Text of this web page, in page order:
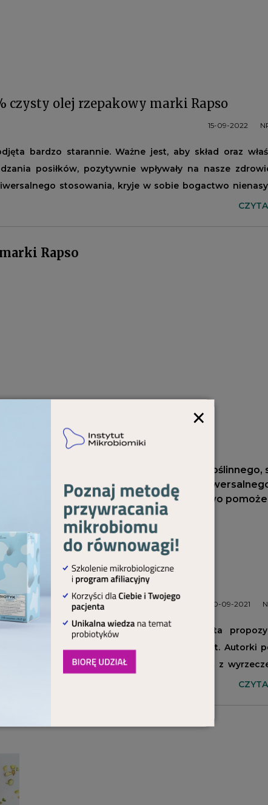
czysty olej rzepakowy marki Rapso
15-09-2022
bardzo starannie. Ważne jest, aby skład oraz
posiłków, pozytywnie wpływały na nasze
stosowania, kryje w sobie bogactwo
Ułatwi pracę w kuchni a dodatkowo pomoże w
Rapso
aby skład oraz właściwości tłuszczu roślinnego,
olej rzepakowy marki Rapso, do
E. Ułatwi pracę w kuchni a dodatkowo
urodę.
20-09-2021
oraz Kingi Syposz to smakowita
tych, którzy szukają przepisów w wersji fit. Autorki
a wręcz nie powinny kojarzyć się nam z
×